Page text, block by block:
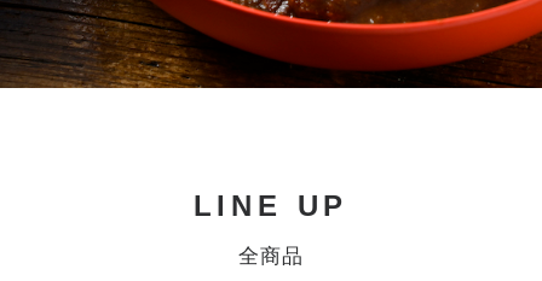
LINE UP
全商品